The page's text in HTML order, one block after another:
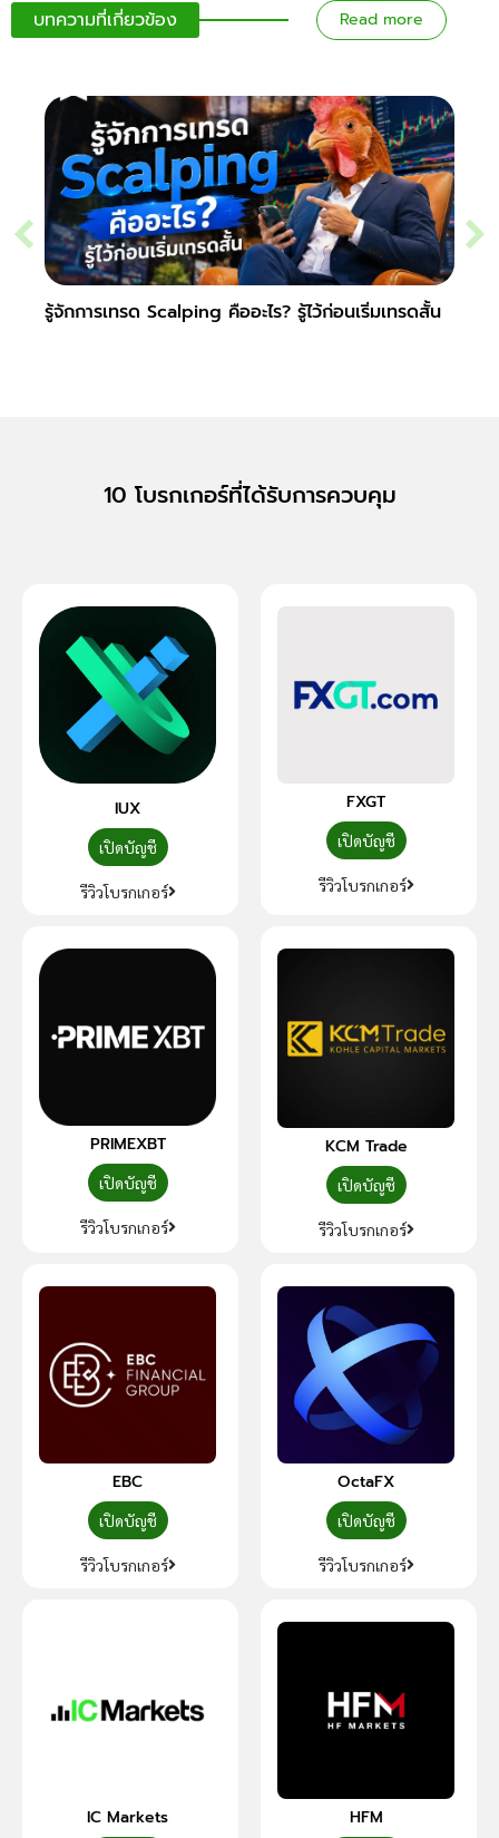
บทความที่เกี่ยวข้อง Read more
รู้จักการเทรด Scalping คืออะไร? รู้ไว้ก่อนเริ่มเทรดสั้น
10 โบรกเกอร์ที่ได้รับการควบคุม
IUX
เปิดบัญชี
รีวิวโบรกเกอร์
FXGT
เปิดบัญชี
รีวิวโบรกเกอร์
PRIMEXBT
เปิดบัญชี
รีวิวโบรกเกอร์
KCM Trade
เปิดบัญชี
รีวิวโบรกเกอร์
EBC
เปิดบัญชี
รีวิวโบรกเกอร์
OctaFX
เปิดบัญชี
รีวิวโบรกเกอร์
IC Markets HFM